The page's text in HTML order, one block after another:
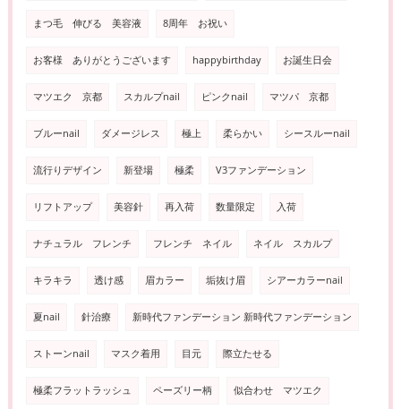
まつ毛 伸びる 美容液 8周年 お祝い
お客様 ありがとうございます happybirthday お誕生日会
マツエク 京都 スカルプnail ピンクnail マツパ 京都
ブルーnail ダメージレス 極上 柔らかい シースルーnail
流行りデザイン 新登場 極柔 V3ファンデーション
リフトアップ 美容針 再入荷 数量限定 入荷
ナチュラル フレンチ フレンチ ネイル ネイル スカルプ
キラキラ 透け感 眉カラー 垢抜け眉 シアーカラーnail
夏nail 針治療 新時代ファンデーション 新時代ファンデーション
ストーンnail マスク着用 目元 際立たせる
極柔フラットラッシュ ペーズリー柄 似合わせ マツエク